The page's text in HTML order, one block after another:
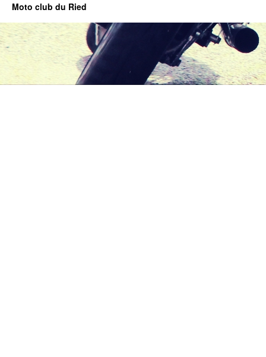
Moto club du Ried